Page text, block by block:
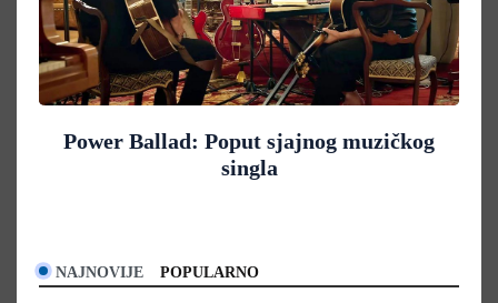
Power Ballad: Poput sjajnog muzičkog
singla
NAJNOVIJE POPULARNO